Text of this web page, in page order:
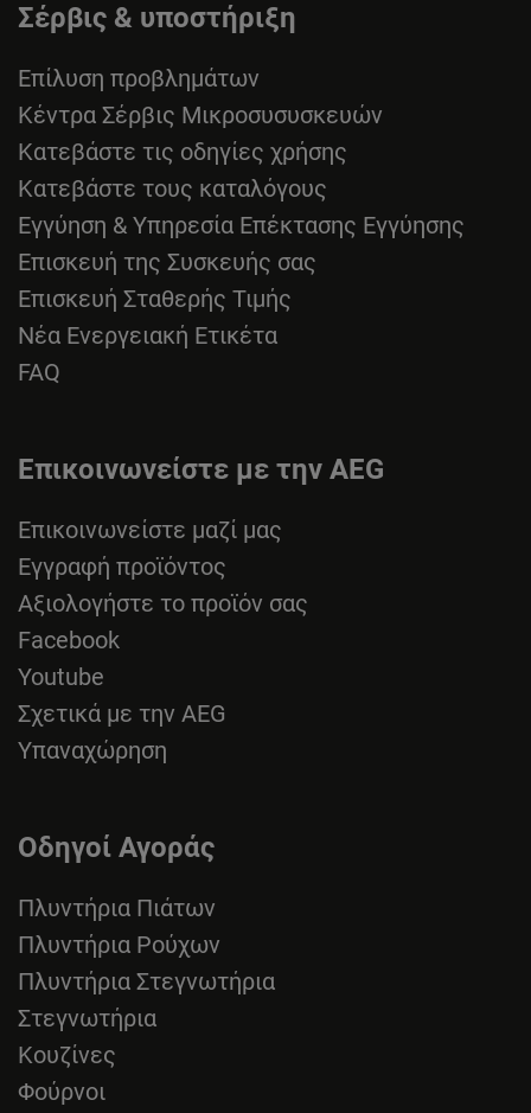
Σέρβις & υποστήριξη
Επίλυση προβλημάτων
Κέντρα Σέρβις Μικροσυσυσκευών
Κατεβάστε τις οδηγίες χρήσης
Κατεβάστε τους καταλόγους
Εγγύηση & Υπηρεσία Επέκτασης Εγγύησης
Επισκευή της Συσκευής σας
Επισκευή Σταθερής Τιμής
Νέα Ενεργειακή Ετικέτα
FAQ
Επικοινωνείστε με την AEG
Επικοινωνείστε μαζί μας
Εγγραφή προϊόντος
Αξιολογήστε το προϊόν σας
Facebook
Youtube
Σχετικά με την AEG
Υπαναχώρηση
Οδηγοί Αγοράς
Πλυντήρια Πιάτων
Πλυντήρια Ρούχων
Πλυντήρια Στεγνωτήρια
Στεγνωτήρια
Κουζίνες
Φούρνοι